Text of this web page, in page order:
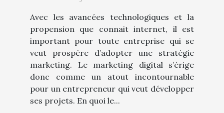
Avec les avancées technologiques et la
propension que connait internet, il est
important pour toute entreprise qui se
veut prospère d’adopter une stratégie
marketing. Le marketing digital s’érige
donc comme un atout incontournable
pour un entrepreneur qui veut développer
ses projets. En quoi le...